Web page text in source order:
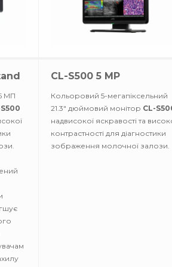
МП
CL-S500 5 MP
Кольоровий 5-мегапіксельний
21.3" дюймовий монітор CL-
надвисокої яскравості та
контрастності для діагностики
зображення молочної залози.